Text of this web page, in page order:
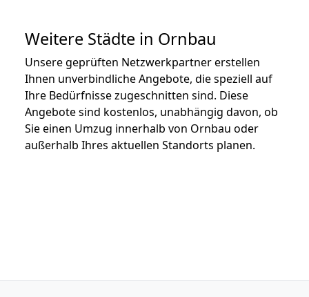
Weitere Städte in Ornbau
Unsere geprüften Netzwerkpartner erstellen
Ihnen unverbindliche Angebote, die speziell auf
Ihre Bedürfnisse zugeschnitten sind. Diese
Angebote sind kostenlos, unabhängig davon, ob
Sie einen Umzug innerhalb von Ornbau oder
außerhalb Ihres aktuellen Standorts planen.